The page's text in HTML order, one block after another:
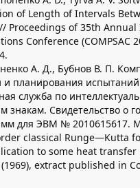
of Length of Intervals
Proceedings of 35th Annual
Conference (COMPSAC
А. Д., Бубнов В. П.
и планирования
служба по
знакам. Свидетельство о
для ЭВМ № 2010615617.
classical Runge—Kutta
to some heat transfer
extract published in